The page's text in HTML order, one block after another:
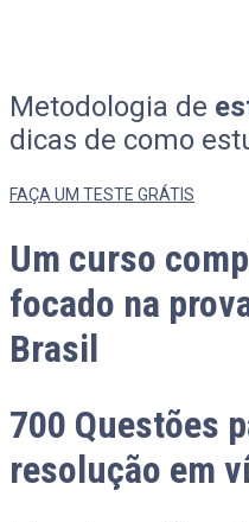
Metodologia de
dicas de como
FAÇA UM TESTE GRÁTIS
Um curso
focado na
Brasil
700 Questões
resolução em